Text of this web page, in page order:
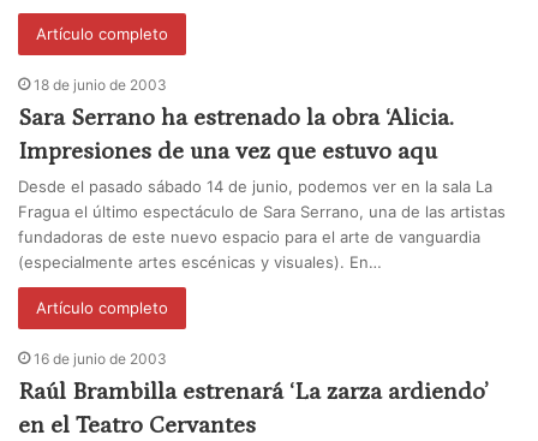
Artículo completo
18 de junio de 2003
Sara Serrano ha estrenado la obra ‘Alicia.
Impresiones de una vez que estuvo aqu
Desde el pasado sábado 14 de junio, podemos ver en la sala La
Fragua el último espectáculo de Sara Serrano, una de las artistas
fundadoras de este nuevo espacio para el arte de vanguardia
(especialmente artes escénicas y visuales). En…
Artículo completo
16 de junio de 2003
Raúl Brambilla estrenará ‘La zarza ardiendo’
en el Teatro Cervantes